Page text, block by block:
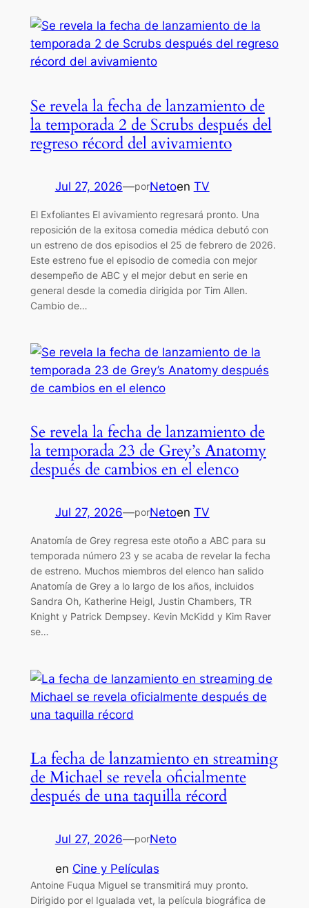
Se revela la fecha de lanzamiento de
la temporada 2 de Scrubs después del
regreso récord del avivamiento
Jul 27, 2026—porNetoen TV
El Exfoliantes El avivamiento regresará pronto. Una
reposición de la exitosa comedia médica debutó con
un estreno de dos episodios el 25 de febrero de 2026.
Este estreno fue el episodio de comedia con mejor
desempeño de ABC y el mejor debut en serie en
general desde la comedia dirigida por Tim Allen.
Cambio de…
Se revela la fecha de lanzamiento de
la temporada 23 de Grey’s Anatomy
después de cambios en el elenco
Jul 27, 2026—porNetoen TV
Anatomía de Grey regresa este otoño a ABC para su
temporada número 23 y se acaba de revelar la fecha
de estreno. Muchos miembros del elenco han salido
Anatomía de Grey a lo largo de los años, incluidos
Sandra Oh, Katherine Heigl, Justin Chambers, TR
Knight y Patrick Dempsey. Kevin McKidd y Kim Raver
se…
La fecha de lanzamiento en streaming
de Michael se revela oficialmente
después de una taquilla récord
Jul 27, 2026—porNeto
en Cine y Películas
Antoine Fuqua Miguel se transmitirá muy pronto.
Dirigido por el Igualada vet, la película biográfica de